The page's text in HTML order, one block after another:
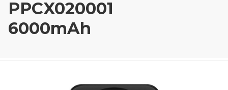
PPCX020001
6000mAh